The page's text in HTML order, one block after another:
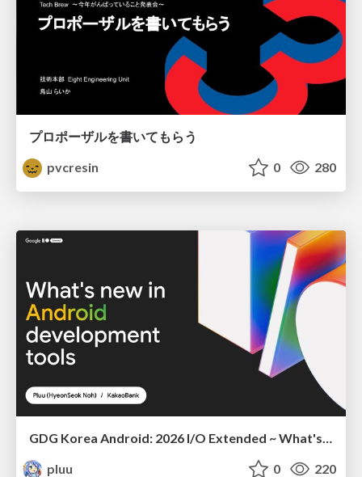
プロポーザルを書いてもらう
pvcresin
0 280
pluu
0 220